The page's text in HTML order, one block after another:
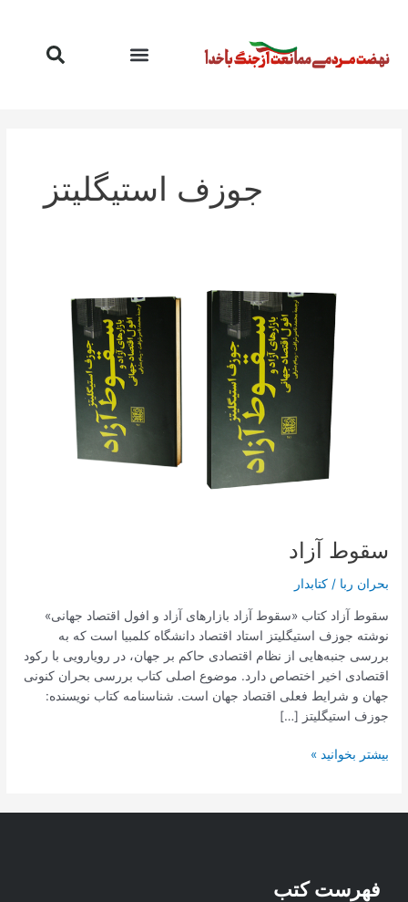
جوزف استیگلیتز
سقوط آزاد
بحران ربا /کتابدار
سقوط آزاد کتاب «سقوط آزاد بازارهای آزاد و افول اقتصاد جهانی»
نوشته جوزف استیگلیتز استاد اقتصاد دانشگاه کلمبیا است که به
بررسی جنبه‌هایی از نظام اقتصادی حاکم بر جهان، در رویارویی با رکود
اقتصادی اخیر اختصاص دارد. موضوع اصلی کتاب بررسی بحران کنونی
جهان و شرایط فعلی اقتصاد جهان است. شناسنامه کتاب نویسنده:
جوزف استیگلیتز […]
بیشتر بخوانید »
فهرست کتب